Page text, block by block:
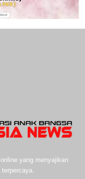
yang menyajikan